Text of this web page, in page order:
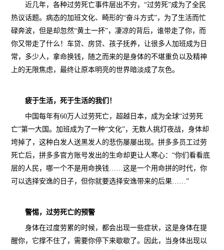
近几年，各种过劳死亡事件层出不穷，“过劳死”成为了全民
热议话题。病态的加班文化、畸形的“奋斗方式”，为了生活而忙
碌奔波，但是却忽然“黄土一抔”，凄凉的背后，谁带走了你，而
你又带走了什么！车贷、房贷、孩子抚养，让很多人加班成为日
常，多少人，拿命换钱，随之而来的是身体的不堪重负以及精神
上的无限焦虑，最终让原本明亮的世界暗淡成了灰色。
疲于生活，死于生活的我们！
中国每年有60万人过劳死亡，超越日本，成为全球“过劳死
亡”第一大国。加班成为了一种“文化”，无数人挑灯夜战，身体却
垮掉了，这种白发人送黑发人的悲伤屡屡出现。拼多多员工过劳
死亡后，拼多多官方账号发出的生命却更让人寒心：“你们看看底
层的人民，哪一个不是用命换钱……这是一个用命拼的时代，你
可以选择安逸的日子，但你就要选择安逸带来的后果……”
警惕，过劳死亡的预警
身体在过度劳累的时候，都会出现一些症状，这是身体在提
醒你，它撑不住了，需要你停下来歇歇了。因此，当身体出现以